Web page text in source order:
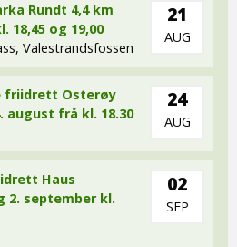
Rundt 4,4 km
18,45 og 19,00
Valestrandsfossen
21
AUG
friidrett Osterøy
august frå kl. 18.30
24
AUG
Haus
2. september kl.
02
SEP